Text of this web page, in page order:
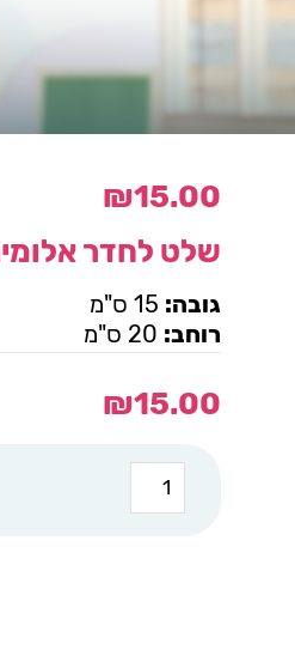
₪15.00
שלט לחדר
גובה:
רוחב:
₪15.00
כמות
של
שלט